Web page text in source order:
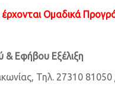
έρχονται Ομαδικά
& Εφήβου Εξέλιξη
Τηλ. 27310